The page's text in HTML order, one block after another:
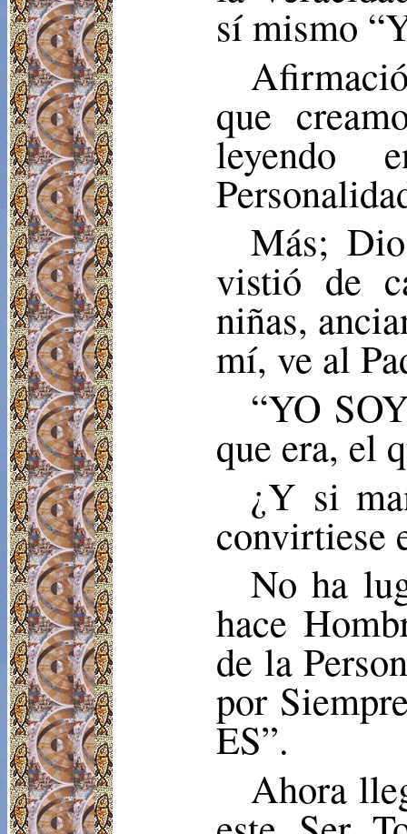
sí mismo
que
leyendo
Más;
vistió de
niñas,
mí, ve al
“YO
que era, el
¿Y si
convirtiese
No ha
hace
de la
por
ES”.
Ahora